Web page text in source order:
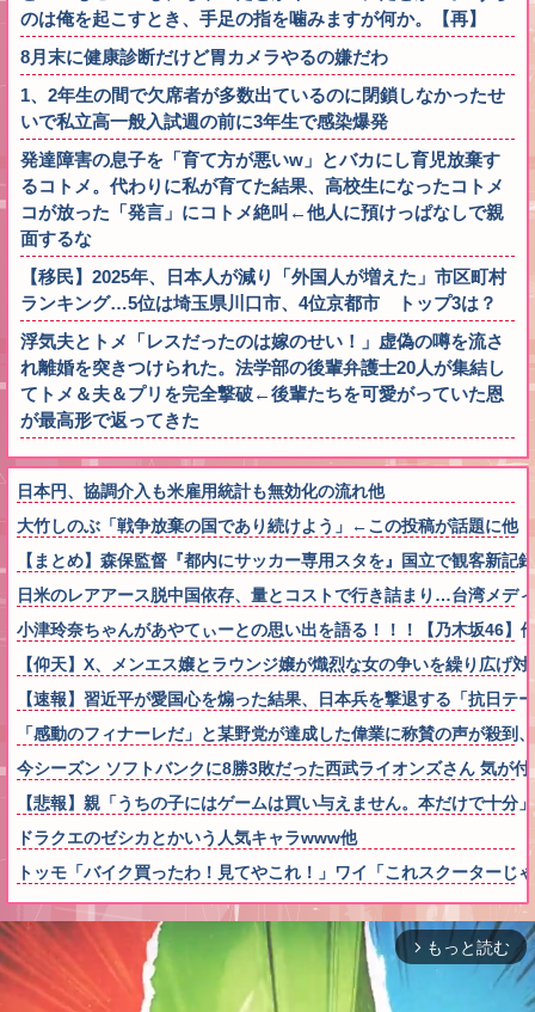
のは俺を起こすとき、手足の指を噛みますが何か。【再】
8月末に健康診断だけど胃カメラやるの嫌だわ
1、2年生の間で欠席者が多数出ているのに閉鎖しなかったせ
いで私立高一般入試週の前に3年生で感染爆発
発達障害の息子を「育て方が悪いw」とバカにし育児放棄す
るコトメ。代わりに私が育てた結果、高校生になったコトメ
コが放った「発言」にコトメ絶叫←他人に預けっぱなしで親
面するな
【移民】2025年、日本人が減り「外国人が増えた」市区町村
ランキング…5位は埼玉県川口市、4位京都市 トップ3は？
浮気夫とトメ「レスだったのは嫁のせい！」虚偽の噂を流さ
れ離婚を突きつけられた。法学部の後輩弁護士20人が集結し
てトメ＆夫＆プリを完全撃破←後輩たちを可愛がっていた恩
が最高形で返ってきた
日本円、協調介入も米雇用統計も無効化の流れ他
大竹しのぶ「戦争放棄の国であり続けよう」←この投稿が話題に他
【まとめ】森保監督『都内にサッカー専用スタを』国立で観客新記
日米のレアアース脱中国依存、量とコストで行き詰まり…台湾メデ
小津玲奈ちゃんがあやてぃーとの思い出を語る！！！【乃木坂46】
【仰天】X、メンエス嬢とラウンジ嬢が熾烈な女の争いを繰り広げ
【速報】習近平が愛国心を煽った結果、日本兵を撃退する「抗日
「感動のフィナーレだ」と某野党が達成した偉業に称賛の声が殺
今シーズン ソフトバンクに8勝3敗だった西武ライオンズさん 気が
【悲報】親「うちの子にはゲームは買い与えません。本だけで十分
ドラクエのゼシカとかいう人気キャラwww他
トッモ「バイク買ったわ！見てやこれ！」ワイ「これスクーターじ
arrow_forward_ios もっと読む